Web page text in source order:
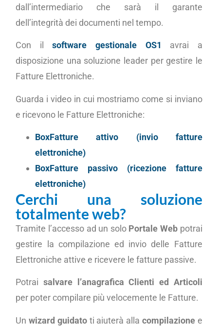
dall’intermediario che sarà il garante
dell’integrità dei documenti nel tempo.
Con ilsoftware gestionale OS1
avrai a
disposizione una soluzione leader per gestire le
Fatture Elettroniche.
Guarda i video in cui mostriamo come si inviano
e ricevono le Fatture Elettroniche:
BoxFatture attivo (invio fatture
elettroniche)
BoxFatture passivo (ricezione fatture
elettroniche)
Cerchi una soluzione
totalmente web?
Tramite l’accesso ad un solo Portale Web potrai
gestire la compilazione ed invio delle Fatture
Elettroniche attive e ricevere le fatture passive.
Potraisalvare l’anagrafica Clienti ed Articoli
per poter compilare più velocemente le Fatture.
Un wizard guidatoti aiuterà alla compilazionee